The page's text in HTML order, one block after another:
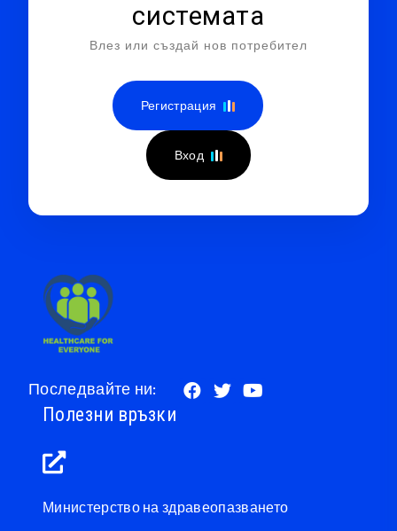
системата
Влез или създай нов потребител
Регистрация
Вход
Последвайте ни:
Полезни връзки
Министерство на здравеопазването